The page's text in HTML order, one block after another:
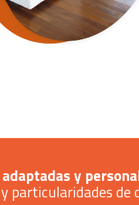
y
particularidades de